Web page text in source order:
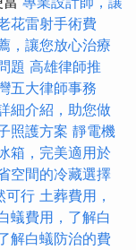
花雷射手術費
，讓您放心治療
題 高雄律師推
五大律師事務
細介紹，助您做
照護方案 靜電機
箱，完美適用於
空間的冷藏選擇
可行 土葬費用，
蟻費用，了解白
解白蟻防治的費